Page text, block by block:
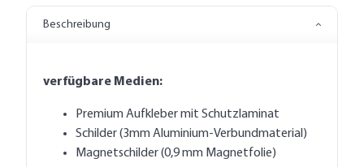
Beschreibung
verfügbare Medien:
Premium Aufkleber mit Schutzlaminat
Schilder (3mm Aluminium-Verbundmaterial)
Magnetschilder (0,9 mm Magnetfolie)